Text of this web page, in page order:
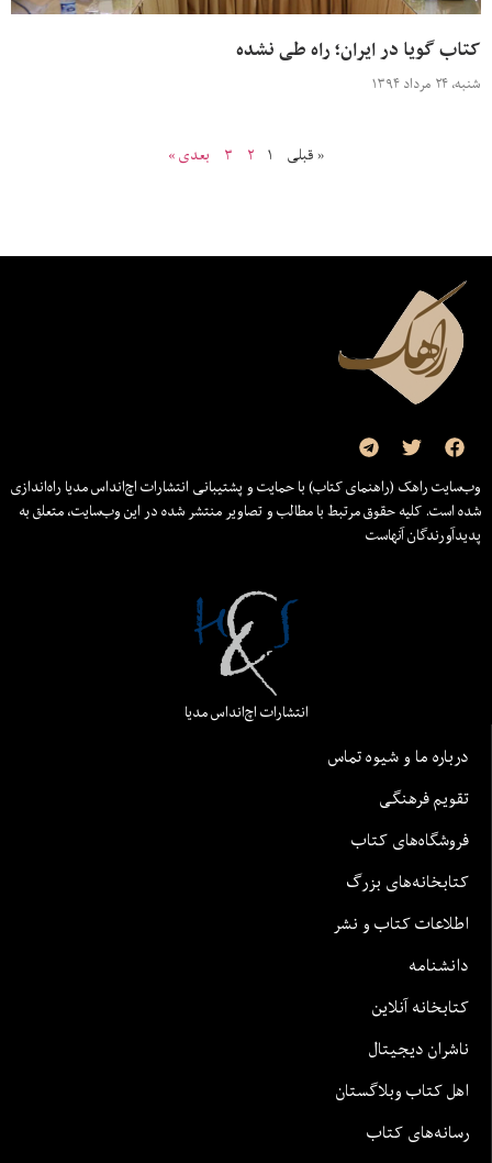
کتاب گویا در ایران؛ راه طی نشده
شنبه، ۲۴ مرداد ۱۳۹۴
« قبلی ۱ ۲ ۳ بعدی »
وب‌سایت راهک (راهنمای کتاب) با حمایت و پشتیبانی انتشارات اچ‌اند‌اس مدیا راه‌اندازی
شده است. کلیه حقوق مرتبط با مطالب و تصاویر منتشر شده در این وب‌سایت، متعلق به
پدیدآورندگان آنهاست
انتشارات اچ‌اند‌اس مدیا
درباره ما و شیوه تماس
تقویم فرهنگی
فروشگاه‌های کتاب
کتابخانه‌های بزرگ
اطلاعات کتاب و نشر
دانشنامه
کتابخانه آنلاین
ناشران دیجیتال
اهل کتاب وبلاگستان
رسانه‌های کتاب